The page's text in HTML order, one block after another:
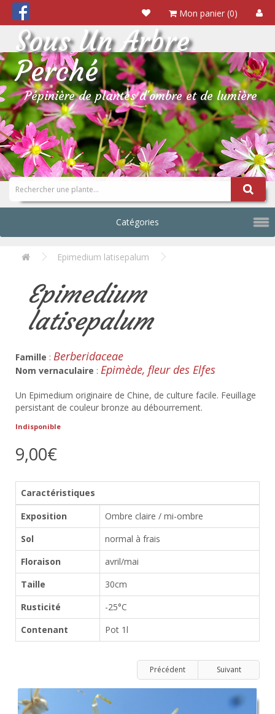
Mon panier (0)
Sous Un Arbre
Perché
Pépinière de plantes d'ombre et de lumière
Catégories
Epimedium latisepalum
Epimedium
latisepalum
Famille : Berberidaceae
Nom vernaculaire : Epimède, fleur des Elfes
Un Epimedium originaire de Chine, de culture facile. Feuillage
persistant de couleur bronze au débourrement.
Indisponible
9,00€
Caractéristiques
Exposition
Ombre claire / mi-ombre
Sol
normal à frais
Floraison
avril/mai
Taille
30cm
Rusticité
-25°C
Contenant
Pot 1l
Précédent Suivant